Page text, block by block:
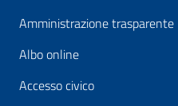
Amministrazione trasparente
Albo online
Accesso civico